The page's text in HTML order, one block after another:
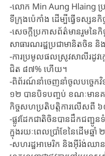
-លោក Min Aung Hlaing
ទីក្រុងប៉េកាំង ដើម្បីធ្វើទស្សនកិ
-សេចក្តីប្រកាសព័ត៌មានរួមនៃកិច្
សាធារណរដ្ឋប្រជាមានិតចិន
-ការប្រមូលផលស្រូវសាលីរដូវ
ជិត ៨៧% ហើយ។
-ពិព័រណ៍នាំចេញនាំចូលបច្ចេកវិ
១២ បានបិទបញ្ចប់ ខណៈមា
កិច្ចសហប្រតិបត្តិការលើសពី
-ផ្លូវដែកជាតិចិនបានដឹកជ
ក្នុងរយៈពេលប្រាំខែនៃដើមឆ្ន
-សហរដ្ឋអាមេរិក និងអ៊ីរ៉ង់ឈ